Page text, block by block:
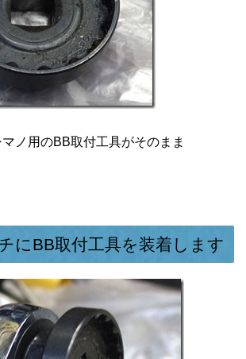
ノ用のBB取付工具がそのまま
にBB取付工具を装着します